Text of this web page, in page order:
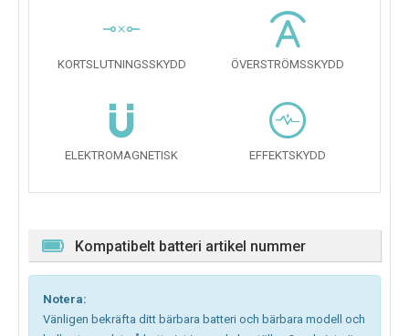
KORTSLUTNINGSSKYDD ÖVERSTRÖMSSKYDD
ELEKTROMAGNETISK EFFEKTSKYDD
Kompatibelt batteri artikel nummer
Notera:
Vänligen bekräfta ditt bärbara batteri och bärbara modell och